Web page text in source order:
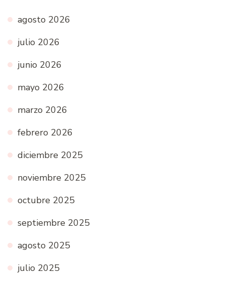
agosto 2026
julio 2026
junio 2026
mayo 2026
marzo 2026
febrero 2026
diciembre 2025
noviembre 2025
octubre 2025
septiembre 2025
agosto 2025
julio 2025